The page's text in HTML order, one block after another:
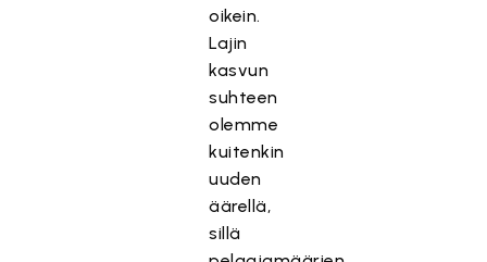
oikein.
Lajin
kasvun
suhteen
olemme
kuitenkin
uuden
äärellä,
sillä